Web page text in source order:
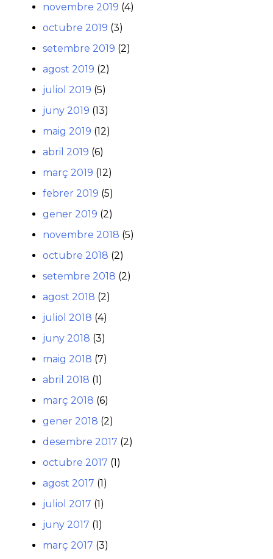
novembre 2019 (4)
octubre 2019 (3)
setembre 2019 (2)
agost 2019 (2)
juliol 2019 (5)
juny 2019 (13)
maig 2019 (12)
abril 2019 (6)
març 2019 (12)
febrer 2019 (5)
gener 2019 (2)
novembre 2018 (5)
octubre 2018 (2)
setembre 2018 (2)
agost 2018 (2)
juliol 2018 (4)
juny 2018 (3)
maig 2018 (7)
abril 2018 (1)
març 2018 (6)
gener 2018 (2)
desembre 2017 (2)
octubre 2017 (1)
agost 2017 (1)
juliol 2017 (1)
juny 2017 (1)
març 2017 (3)